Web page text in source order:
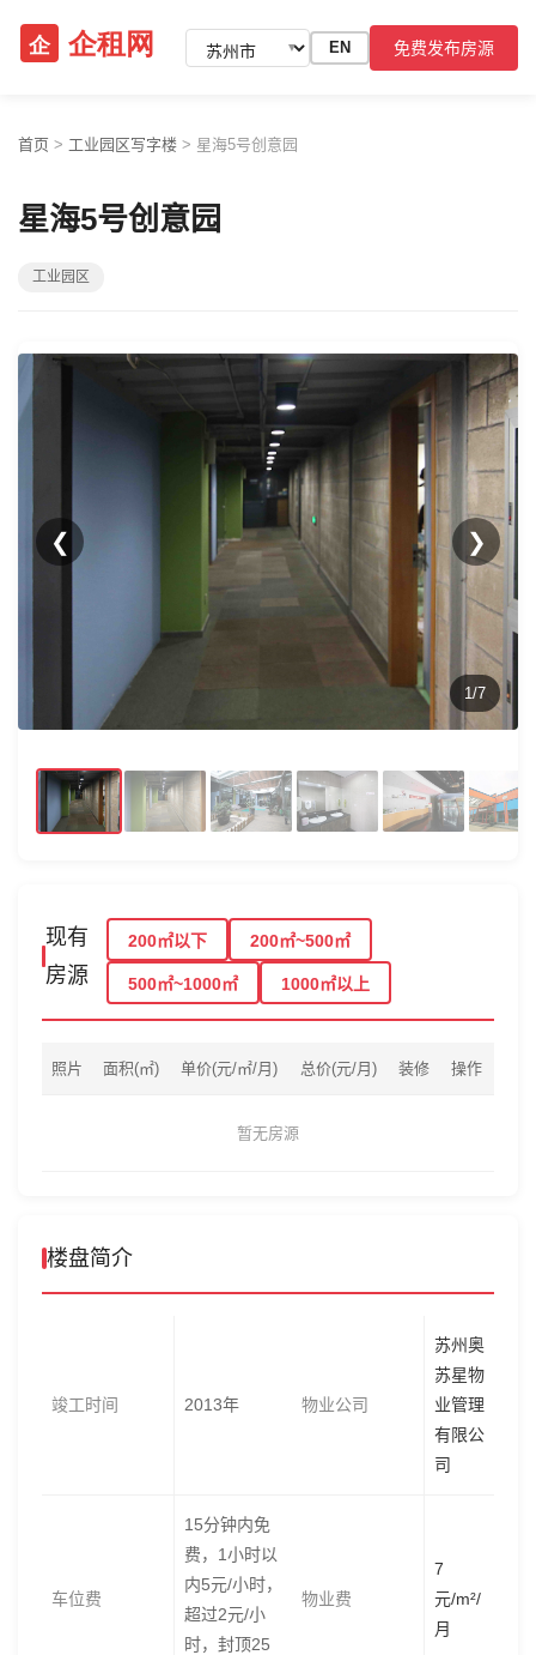
▼ EN 免费发布房源
首页 > 工业园区写字楼 > 星海5号创意园
星海5号创意园
工业园区
❮ ❯
1/7
现有
房源
200㎡以下 200㎡~500㎡
500㎡~1000㎡ 1000㎡以上
照片 面积(㎡) 单价(元/㎡/月) 总价(元/月) 装修 操作
暂无房源
楼盘简介
竣工时间 2013年 物业公司
苏州奥
苏星物
业管理
有限公
司
车位费
15分钟内免
费，1小时以
内5元/小时，
超过2元/小
时，封顶25
物业费
7
元/m²/
月